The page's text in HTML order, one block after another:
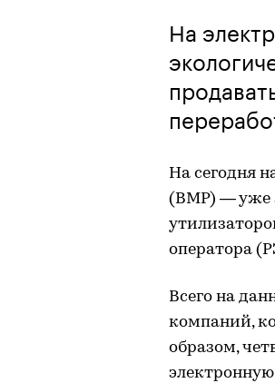
На
На сегодня
(ВМР) — уже
оператора
Всего на
компаний,
образом,